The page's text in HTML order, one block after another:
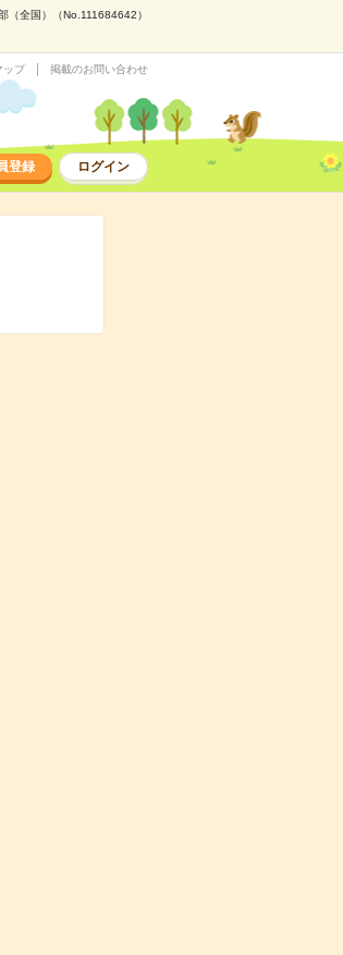
（全国）（No.111684642）
ップ 掲載のお問い合わせ
登録 ログイン